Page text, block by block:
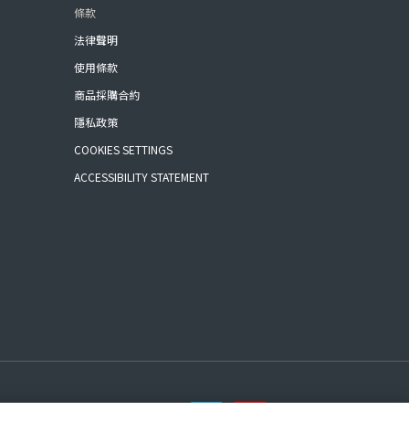
條款
法律聲明
使用條款
商品採購合約
隱私政策
COOKIES SETTINGS
ACCESSIBILITY STATEMENT